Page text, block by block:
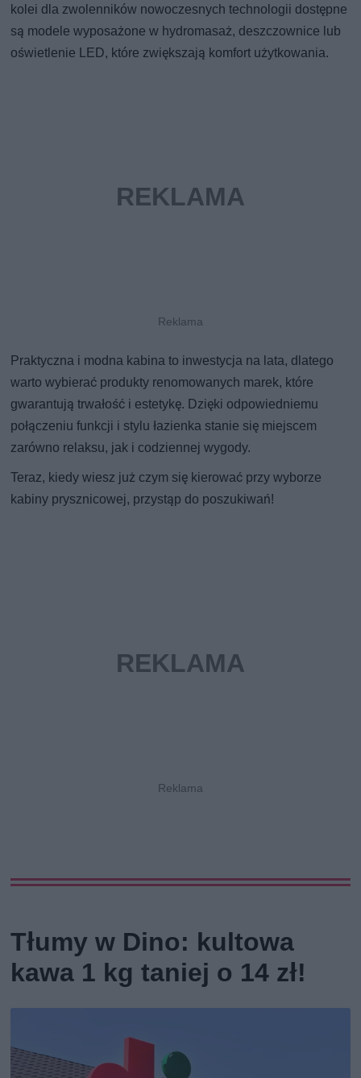
kolei dla zwolenników nowoczesnych technologii dostępne
są modele wyposażone w hydromasaż, deszczownice lub
oświetlenie LED, które zwiększają komfort użytkowania.
Praktyczna i modna kabina to inwestycja na lata, dlatego
warto wybierać produkty renomowanych marek, które
gwarantują trwałość i estetykę. Dzięki odpowiedniemu
połączeniu funkcji i stylu łazienka stanie się miejscem
zarówno relaksu, jak i codziennej wygody.
Teraz, kiedy wiesz już czym się kierować przy wyborze
kabiny prysznicowej, przystąp do poszukiwań!
Tłumy w Dino: kultowa
kawa 1 kg taniej o 14 zł!